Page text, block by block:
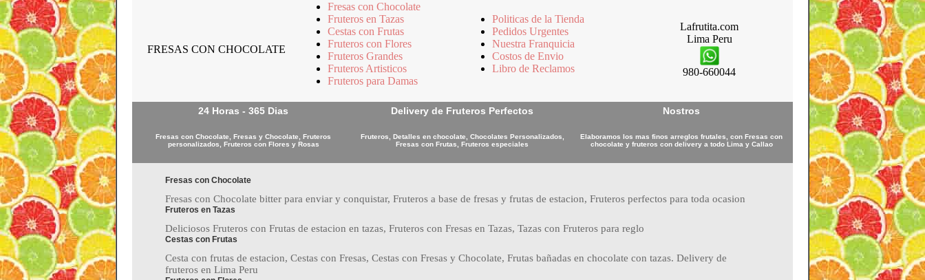
FRESAS CON CHOCOLATE
Fresas con Chocolate
Fruteros en Tazas
Cestas con Frutas
Fruteros con Flores
Fruteros Grandes
Fruteros Artisticos
Fruteros para Damas
Politicas de la Tienda
Pedidos Urgentes
Nuestra Franquicia
Costos de Envio
Libro de Reclamos
Lafrutita.com
Lima Peru
980-660044
24 Horas - 365 Dias Delivery de Fruteros Perfectos Nostros
Fresas con Chocolate, Fresas y Chocolate, Fruteros
personalizados, Fruteros con Flores y Rosas
Fruteros, Detalles en chocolate, Chocolates Personalizados,
Fresas con Frutas, Fruteros especiales
Elaboramos los mas finos arreglos frutales, con Fresas con
chocolate y fruteros con delivery a todo Lima y Callao
Fresas con Chocolate
Fresas con Chocolate bitter para enviar y conquistar, Fruteros a base de fresas y frutas de estacion, Fruteros perfectos para toda ocasion
Fruteros en Tazas
Deliciosos Fruteros con Frutas de estacion en tazas, Fruteros con Fresas en Tazas, Tazas con Fruteros para reglo
Cestas con Frutas
Cesta con frutas de estacion, Cestas con Fresas, Cestas con Fresas y Chocolate, Frutas bañadas en chocolate con tazas. Delivery de
fruteros en Lima Peru